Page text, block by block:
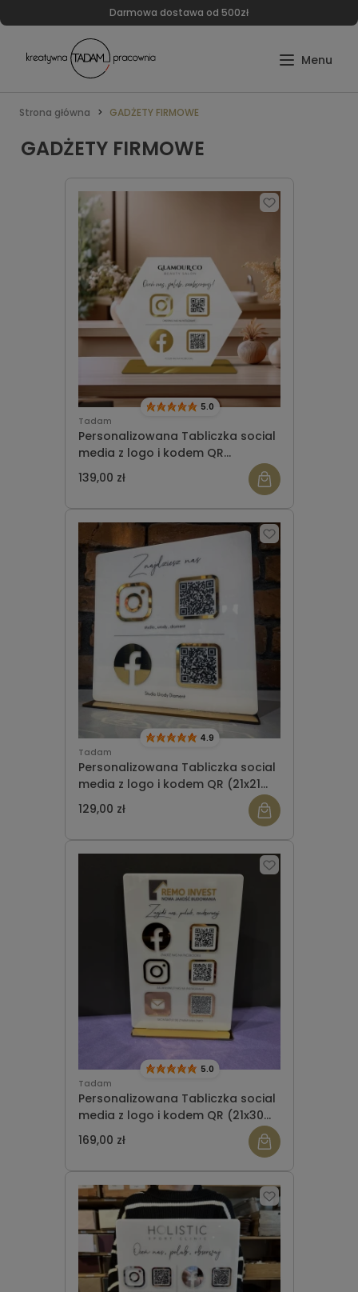
Darmowa dostawa od 500zł
Strona główna GADŻETY FIRMOWE
GADŻETY FIRMOWE
Tadam
Personalizowana Tabliczka social
media z logo i kodem QR
(21x26cm) hexagon
5.0
139,00 zł
Tadam
Personalizowana Tabliczka social
media z logo i kodem QR (21x21
cm)
4.9
129,00 zł
Tadam
Personalizowana Tabliczka social
media z logo i kodem QR (21x30
cm)
5.0
169,00 zł